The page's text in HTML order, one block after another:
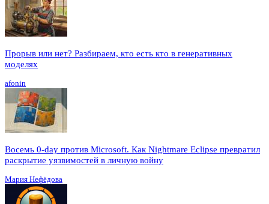
Прорыв или нет? Разбираем, кто есть кто в генеративных
моделях
afonin
Восемь 0-day против Microsoft. Как Nightmare Eclipse превратил
раскрытие уязвимостей в личную войну
Мария Нефёдова